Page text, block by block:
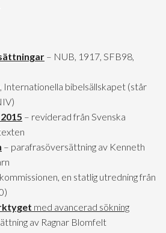
– NUB, 1917, SFB98,
Internationella bibelsällskapet (står
– reviderad från Svenska
– parafrasöversättning av Kenneth
en statlig utredning från
med avancerad sökning
av Ragnar Blomfelt